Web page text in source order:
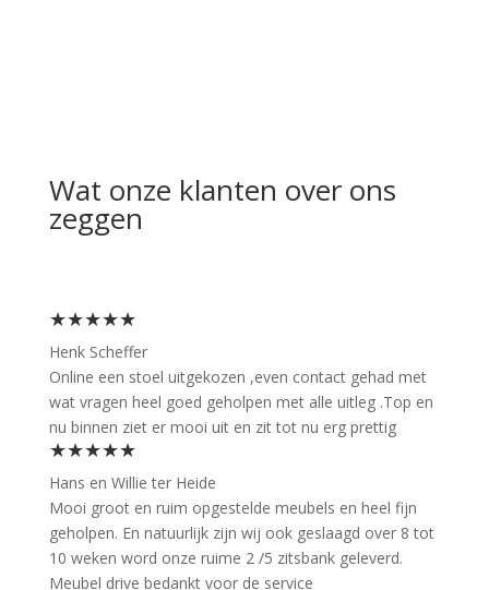
Wat onze klanten over ons
zeggen
★★★★★
Henk Scheffer
Online een stoel uitgekozen ,even contact gehad met
wat vragen heel goed geholpen met alle uitleg .Top en
nu binnen ziet er mooi uit en zit tot nu erg prettig
★★★★★
Hans en Willie ter Heide
Mooi groot en ruim opgestelde meubels en heel fijn
geholpen. En natuurlijk zijn wij ook geslaagd over 8 tot
10 weken word onze ruime 2 /5 zitsbank geleverd.
Meubel drive bedankt voor de service